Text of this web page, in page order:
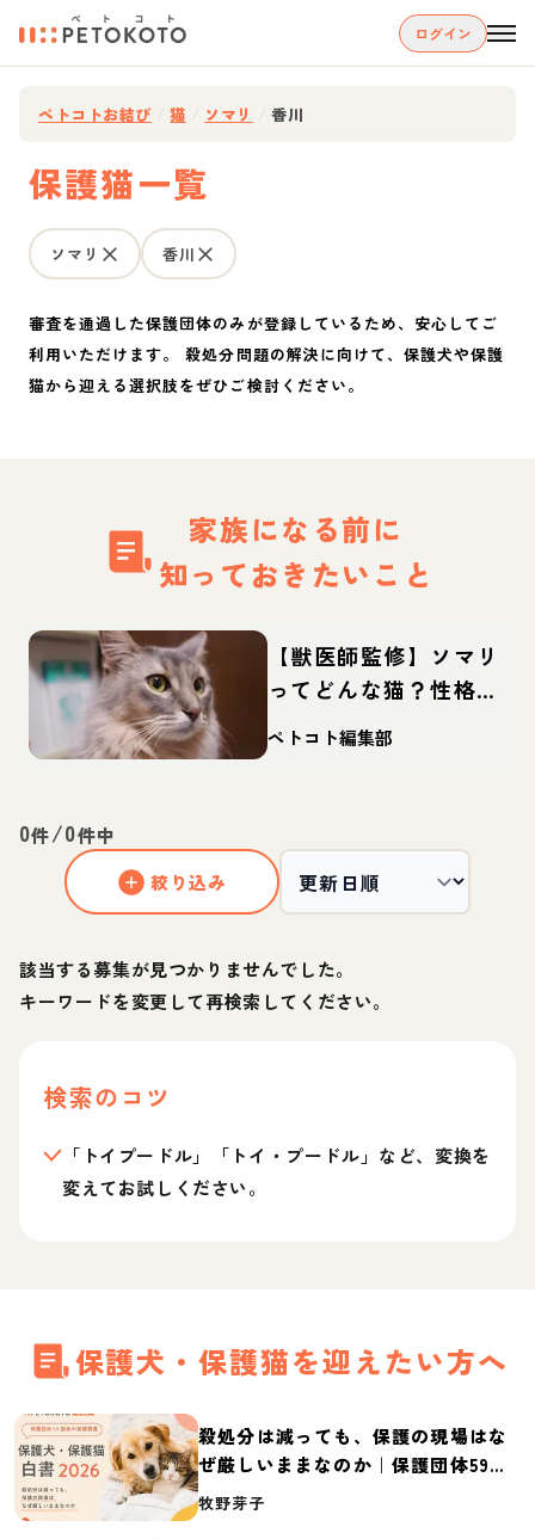
ログイン
ペトコトお結び 猫 ソマリ 香川
保護猫一覧
ソマリ 香川
審査を通過した保護団体のみが登録しているため、安心してご
利用いただけます。 殺処分問題の解決に向けて、保護犬や保護
猫から迎える選択肢をぜひご検討ください。
家族になる前に
知っておきたいこと
【獣医師監修】ソマリ
ってどんな猫？性格・
体重・寿命の特徴・迎
え方
ペトコト編集部
0件/0件中
絞り込み
該当する募集が見つかりませんでした。
キーワードを変更して再検索してください。
検索のコツ
「トイプードル」「トイ・プードル」など、変換を
変えてお試しください。
保護犬・保護猫を迎えたい方へ
殺処分は減っても、保護の現場はな
ぜ厳しいままなのか｜保護団体59団
体の実態調査【保護犬・保護猫白書
牧野芽子